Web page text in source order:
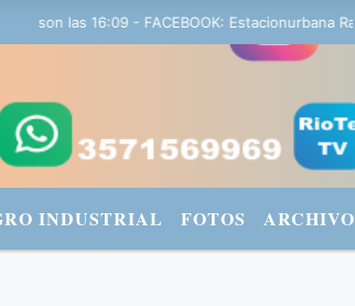
las 16:09 - FACEBOOK: Estacionurbana
INDUSTRIAL FOTOS ARCHIVO